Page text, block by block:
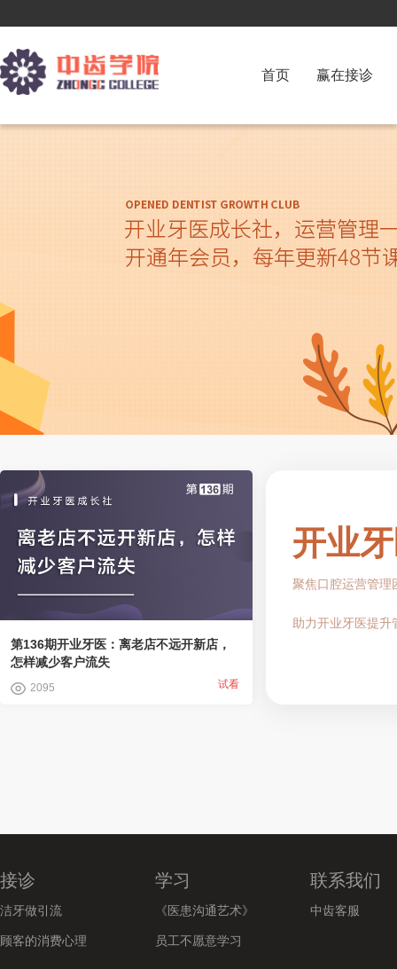
首页 赢在接诊
开业
聚焦口腔运营管理
助力开业牙医提升
第136期开业牙医：离老店不远开新店，
怎样减少客户流失
2095 试看
接诊
洁牙做引流
顾客的消费心理
学习
《医患沟通艺术》
员工不愿意学习
联系我们
中齿客服